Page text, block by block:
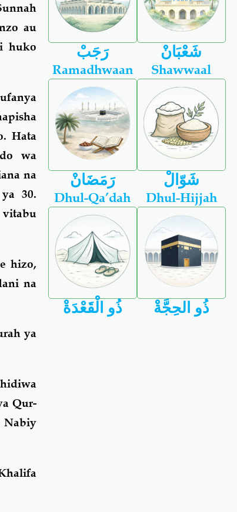
au
huko
Hata
wa
na
30.
hizo,
na
ya
Qur-
Nabiy
رَجَبْ شَعْبَانْ
Ramadhwaan
رَمَضَانْ
Shawwaal
شَوّالْ
Dhul-Qa’dah
ذُو الْقَعْدَةْ
Dhul-Hijjah
ذُو الحِجَّةْ